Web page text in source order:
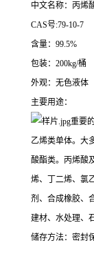
中文名称：丙烯
CAS号:79-10-7
含量：99.5%
包装：200kg/桶
外观：无色液体
主要用途：
重要
乙烯类单体。大
酸酯类。丙烯酸
烯、丁二烯、氯
剂、合成橡胶、
建材、水处理、
储存方法：密封